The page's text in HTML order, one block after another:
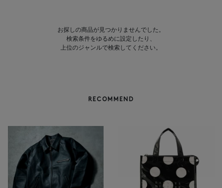
お探しの商品が見つかりませんでした。
検索条件をゆるめに設定したり、
上位のジャンルで検索してください。
RECOMMEND